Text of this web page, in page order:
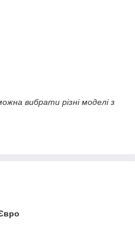
вибрати різні моделі з